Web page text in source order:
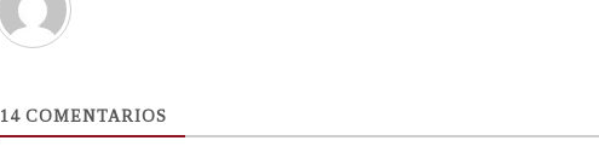
14COMENTARIOS